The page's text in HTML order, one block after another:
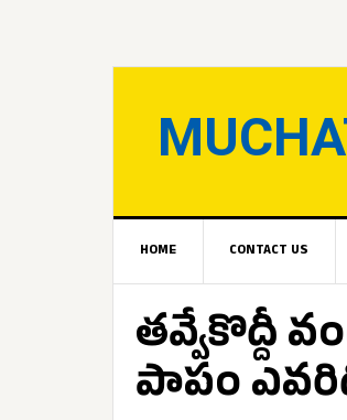
HOME CONTACT US
తవ్వేకొద్దీ
పాపం